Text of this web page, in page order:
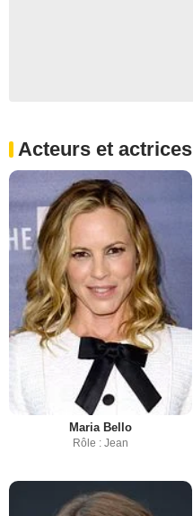
Acteurs et actrices
Maria Bello
Rôle : Jean